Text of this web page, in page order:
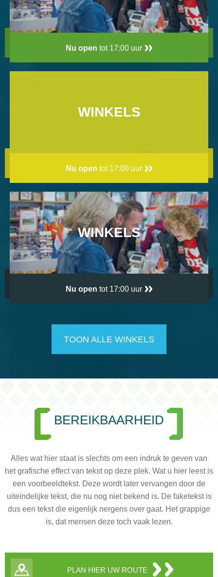
Nu open tot 17:00 uur
WINKELS
Nu open tot 17:00 uur
WINKELS
Nu open tot 17:00 uur
TOON ALLE WINKELS
BEREIKBAARHEID
Alles wat hier staat is slechts om een indruk te geven van
het grafische effect van tekst op deze plek. Wat u hier leest is
een voorbeeldtekst. Deze wordt later vervangen door de
uiteindelijke tekst, die nu nog niet bekend is. De faketekst is
dus een tekst die eigenlijk nergens over gaat. Het grappige
is, dat mensen deze toch vaak lezen.
PLAN HIER UW ROUTE